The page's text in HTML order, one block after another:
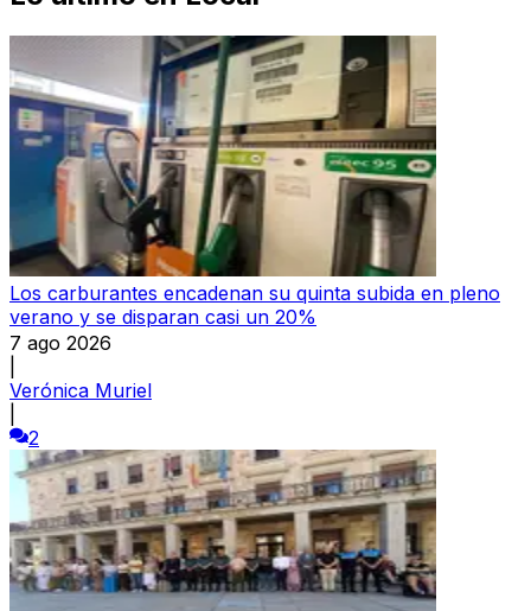
Los carburantes encadenan su quinta subida en pleno
verano y se disparan casi un 20%
7 ago 2026
Verónica Muriel
2